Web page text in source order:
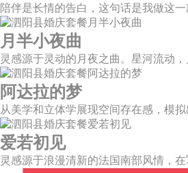
月半小夜曲
阿达拉的梦
爱若初见